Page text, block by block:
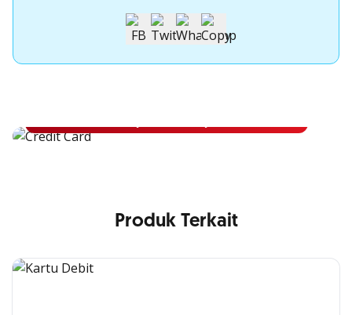
Apply Kartu Kredit OCBC NISP
Produk Terkait